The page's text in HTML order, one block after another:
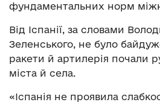
фундаментальних норм
Від Іспанії, за словами
Зеленського, не було
ракети й артилерія почали
міста й села.
«Іспанія не проявила